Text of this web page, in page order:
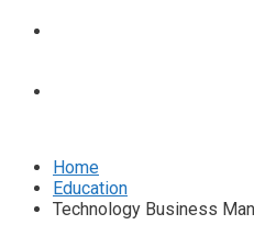
Home
Education
Technology Business